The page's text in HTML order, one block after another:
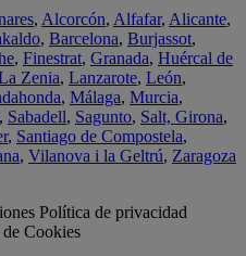
, Alcorcón, Alfafar, Alicante,
, Barcelona, Burjassot,
, Finestrat, Granada, Huércal de
Zenia, Lanzarote, León,
, Málaga, Murcia,
, Sabadell, Sagunto, Salt, Girona,
, Santiago de Compostela,
, Vilanova i la Geltrú, Zaragoza
Política de privacidad
Cookies